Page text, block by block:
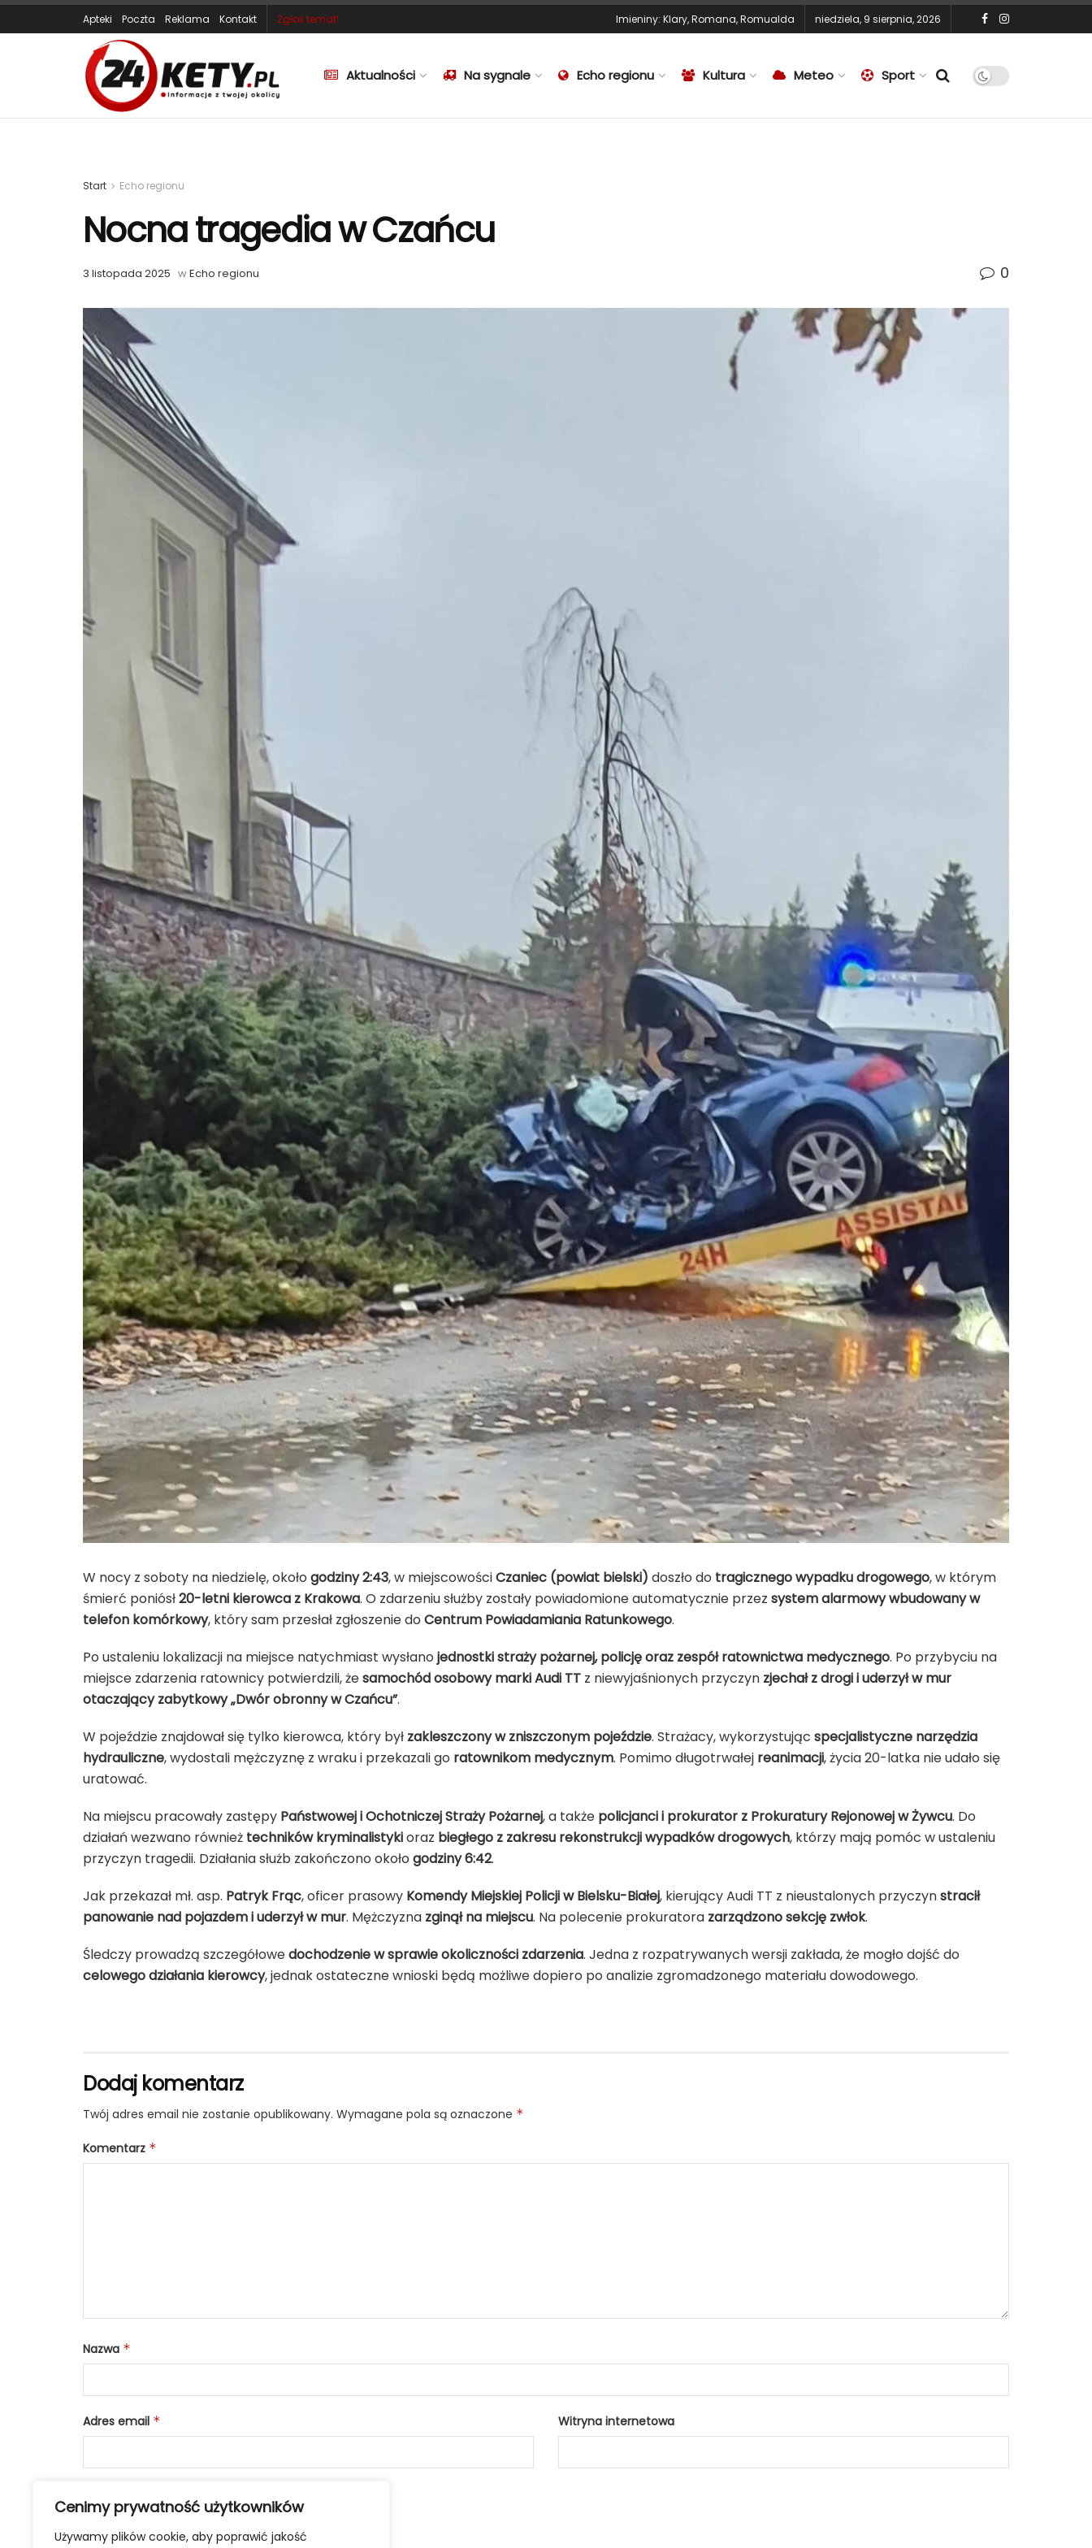
Cenimy prywatność użytkowników
Używamy plików cookie, aby poprawić jakość
Apteki Poczta Reklama Kontakt Zgłoś temat! Imieniny: Klary,Romana,Romualda niedziela, 9 sierpnia, 2026
Aktualności Na sygnale Echo regionu Kultura Meteo Sport
Start Echo regionu
Nocna tragedia w Czańcu
3 listopada 2025 wEcho regionu 0
W nocy z soboty na niedzielę, około godziny 2:43, w miejscowościCzaniec (powiat bielski) doszło do tragicznego wypadku drogowego, w którym
śmierć poniósł20-letni kierowca z Krakowa. O zdarzeniu służby zostały powiadomione automatycznie przez system alarmowy wbudowany w
telefon komórkowy, który sam przesłał zgłoszenie do Centrum Powiadamiania Ratunkowego.
Po ustaleniu lokalizacji na miejsce natychmiast wysłano jednostki straży pożarnej, policję oraz zespół ratownictwa medycznego. Po przybyciu na
miejsce zdarzenia ratownicy potwierdzili, żesamochód osobowy marki Audi TT z niewyjaśnionych przyczyn zjechał z drogi i uderzył w mur
otaczający zabytkowy „Dwór obronny w Czańcu”.
W pojeździe znajdował się tylko kierowca, który był zakleszczony w zniszczonym pojeździe. Strażacy, wykorzystując specjalistyczne narzędzia
hydrauliczne, wydostali mężczyznę z wraku i przekazali go ratownikom medycznym. Pomimo długotrwałej reanimacji, życia 20-latka nie udało się
uratować.
Na miejscu pracowały zastępy Państwowej i Ochotniczej Straży Pożarnej, a także policjanci i prokurator z Prokuratury Rejonowej w Żywcu. Do
działań wezwano również techników kryminalistykioraz biegłego z zakresu rekonstrukcji wypadków drogowych, którzy mają pomóc w ustaleniu
przyczyn tragedii. Działania służb zakończono około godziny 6:42.
Jak przekazał mł. asp. Patryk Frąc, oficer prasowy Komendy Miejskiej Policji w Bielsku-Białej, kierujący Audi TT z nieustalonych przyczynstracił
panowanie nad pojazdem i uderzył w mur. Mężczyzna zginął na miejscu. Na polecenie prokuratora zarządzono sekcję zwłok.
Śledczy prowadzą szczegółowedochodzenie w sprawie okoliczności zdarzenia. Jedna z rozpatrywanych wersji zakłada, że mogło dojść do
celowego działania kierowcy, jednak ostateczne wnioski będą możliwe dopiero po analizie zgromadzonego materiału dowodowego.
Dodaj komentarz
Twój adres email nie zostanie opublikowany. Wymagane pola są oznaczone *
Komentarz *
Nazwa *
Adres email * Witryna internetowa